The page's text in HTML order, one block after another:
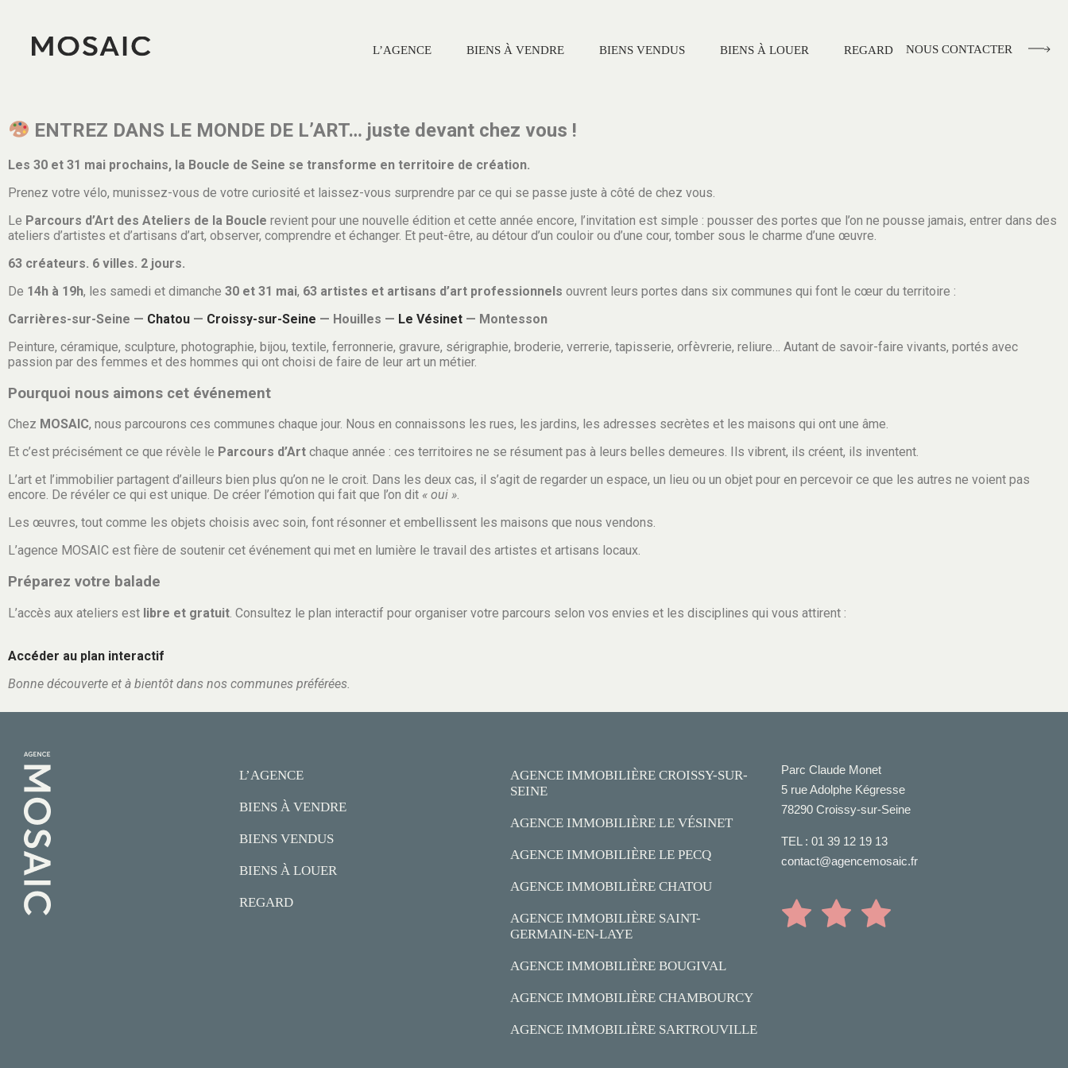
L’AGENCE BIENS À VENDRE BIENS VENDUS BIENS À LOUER REGARD NOUS CONTACTER
ENTREZ DANS LE MONDE DE L’ART… juste devant chez vous !
Les 30 et 31 mai prochains, la Boucle de Seine se transforme en territoire de création.
Prenez votre vélo, munissez-vous de votre curiosité et laissez-vous surprendre par ce qui se passe juste à côté de chez vous.
Le Parcours d’Art des Ateliers de la Boucle revient pour une nouvelle édition et cette année encore, l’invitation est simple : pousser des portes que l’on ne pousse jamais, entrer dans des
ateliers d’artistes et d’artisans d’art, observer, comprendre et échanger. Et peut-être, au détour d’un couloir ou d’une cour, tomber sous le charme d’une œuvre.
63 créateurs. 6 villes. 2 jours.
De 14h à 19h, les samedi et dimanche 30 et 31 mai, 63 artistes et artisans d’art professionnels ouvrent leurs portes dans six communes qui font le cœur du territoire :
Carrières-sur-Seine — Chatou — Croissy-sur-Seine — Houilles — Le Vésinet — Montesson
Peinture, céramique, sculpture, photographie, bijou, textile, ferronnerie, gravure, sérigraphie, broderie, verrerie, tapisserie, orfèvrerie, reliure… Autant de savoir-faire vivants, portés avec
passion par des femmes et des hommes qui ont choisi de faire de leur art un métier.
Pourquoi nous aimons cet événement
Chez MOSAIC, nous parcourons ces communes chaque jour. Nous en connaissons les rues, les jardins, les adresses secrètes et les maisons qui ont une âme.
Et c’est précisément ce que révèle le Parcours d’Art chaque année : ces territoires ne se résument pas à leurs belles demeures. Ils vibrent, ils créent, ils inventent.
L’art et l’immobilier partagent d’ailleurs bien plus qu’on ne le croit. Dans les deux cas, il s’agit de regarder un espace, un lieu ou un objet pour en percevoir ce que les autres ne voient pas
encore. De révéler ce qui est unique. De créer l’émotion qui fait que l’on dit « oui ».
Les œuvres, tout comme les objets choisis avec soin, font résonner et embellissent les maisons que nous vendons.
L’agence MOSAIC est fière de soutenir cet événement qui met en lumière le travail des artistes et artisans locaux.
Préparez votre balade
L’accès aux ateliers est libre et gratuit . Consultez le plan interactif pour organiser votre parcours selon vos envies et les disciplines qui vous attirent :
Accéder au plan interactif
Bonne découverte et à bientôt dans nos communes préférées.
L’AGENCE
BIENS À VENDRE
BIENS VENDUS
BIENS À LOUER
REGARD
AGENCE IMMOBILIÈRE CROISSY-SUR-
SEINE
AGENCE IMMOBILIÈRE LE VÉSINET
AGENCE IMMOBILIÈRE LE PECQ
AGENCE IMMOBILIÈRE CHATOU
AGENCE IMMOBILIÈRE SAINT-
GERMAIN-EN-LAYE
AGENCE IMMOBILIÈRE BOUGIVAL
AGENCE IMMOBILIÈRE CHAMBOURCY
AGENCE IMMOBILIÈRE SARTROUVILLE
Parc Claude Monet
5 rue Adolphe Kégresse
78290 Croissy-sur-Seine
TEL : 01 39 12 19 13
contact@agencemosaic.fr